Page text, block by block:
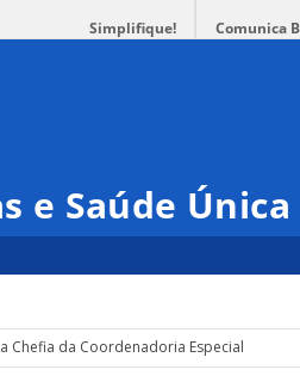
Simplifique! Comunica
e Saúde Única
Chefia da Coordenadoria Especial